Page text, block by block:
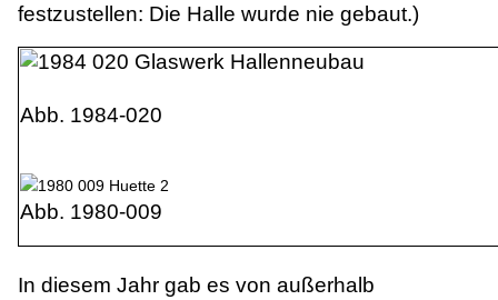
festzustellen: Die Halle wurde nie gebaut.)
Abb. 1984-020
Abb. 1980-009
In diesem Jahr gab es von außerhalb